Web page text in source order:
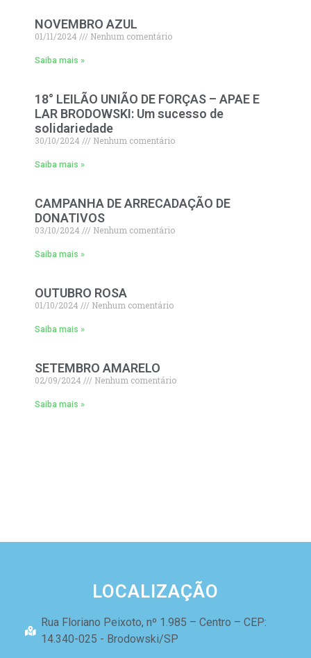
NOVEMBRO AZUL
01/11/2024 Nenhum comentário
Saiba mais »
18° LEILÃO UNIÃO DE FORÇAS – APAE E
LAR BRODOWSKI: Um sucesso de
solidariedade
30/10/2024 Nenhum comentário
Saiba mais »
CAMPANHA DE ARRECADAÇÃO DE
DONATIVOS
03/10/2024 Nenhum comentário
Saiba mais »
OUTUBRO ROSA
01/10/2024 Nenhum comentário
Saiba mais »
SETEMBRO AMARELO
02/09/2024 Nenhum comentário
Saiba mais »
LOCALIZAÇÃO
Rua Floriano Peixoto, nº 1.985 – Centro – CEP:
14.340-025 - Brodowski/SP